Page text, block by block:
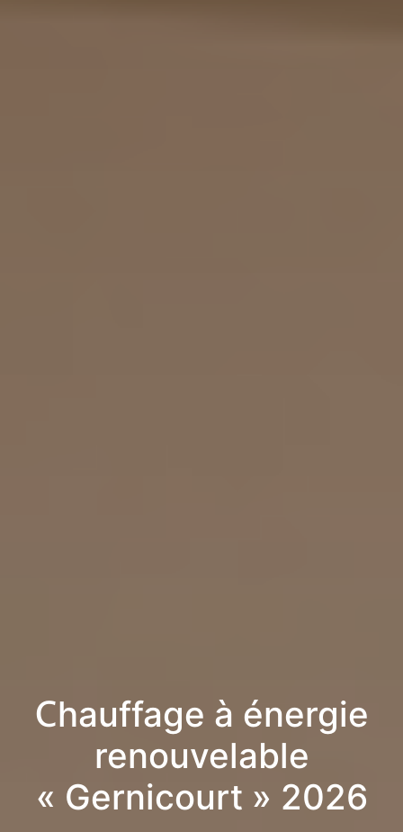
Chauffage à énergie
renouvelable
« Gernicourt » 2026